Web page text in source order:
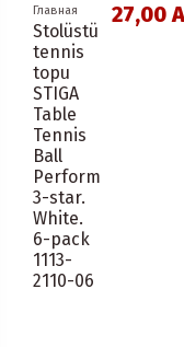
Главная
Stolüstü
tennis
topu
STIGA
Table
Tennis
Ball
Perform
3-star.
White.
6-pack
1113-
2110-06
27,00